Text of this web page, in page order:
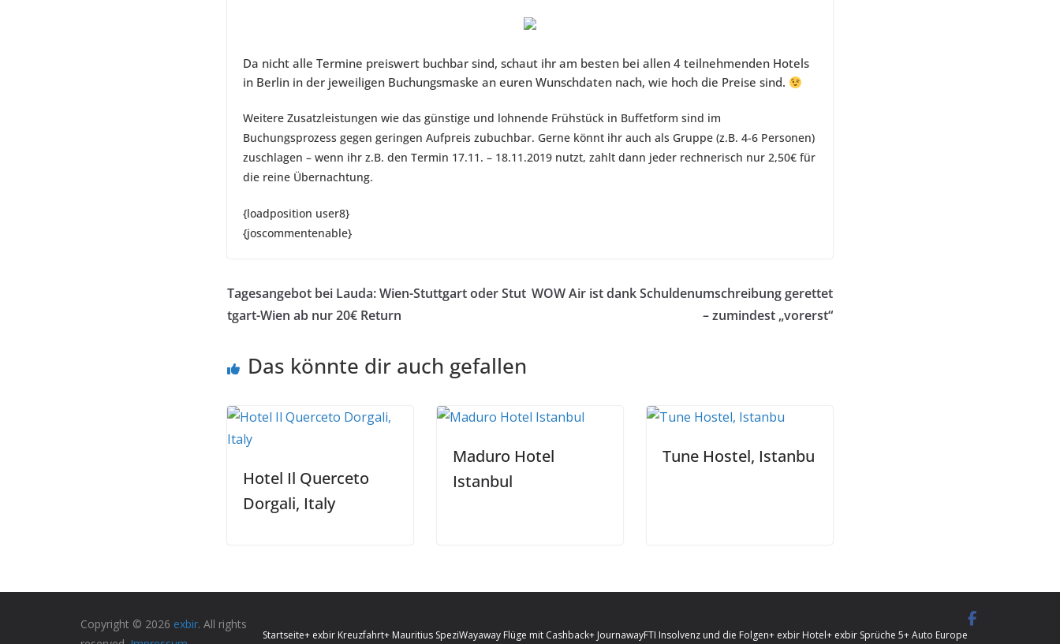
Da nicht alle Termine preiswert buchbar sind, schaut ihr am besten bei allen 4 teilnehmenden Hotels
in Berlin in der jeweiligen Buchungsmaske an euren Wunschdaten nach, wie hoch die Preise sind.
Weitere Zusatzleistungen wie das günstige und lohnende Frühstück in Buffetform sind im
Buchungsprozess gegen geringen Aufpreis zubuchbar. Gerne könnt ihr auch als Gruppe (z.B. 4-6 Personen)
zuschlagen – wenn ihr z.B. den Termin 17.11. – 18.11.2019 nutzt, zahlt dann jeder rechnerisch nur 2,50€ für
die reine Übernachtung.
{loadposition user8}
{joscommentenable}
Tagesangebot bei Lauda: Wien-Stuttgart oder Stut
tgart-Wien ab nur 20€ Return
WOW Air ist dank Schuldenumschreibung gerettet
– zumindest „vorerst“
Das könnte dir auch gefallen
Hotel Il Querceto
Dorgali, Italy
Maduro Hotel
Istanbul
Tune Hostel, Istanbu
Startseite+ exbir Kreuzfahrt+ Mauritius SpeziWayaway Flüge mit Cashback+ JournawayFTI Insolvenz und die Folgen+ exbir Hotel+ exbir Sprüche 5+ Auto Europe
Copyright © 2026 exbir. All rights